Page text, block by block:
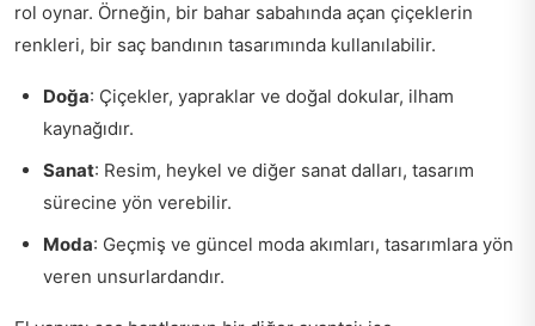
rol oynar. Örneğin, bir bahar sabahında açan çiçeklerin
renkleri, bir saç bandının tasarımında kullanılabilir.
Doğa: Çiçekler, yapraklar ve doğal dokular, ilham
kaynağıdır.
Sanat: Resim, heykel ve diğer sanat dalları, tasarım
sürecine yön verebilir.
Moda: Geçmiş ve güncel moda akımları, tasarımlara yön
veren unsurlardandır.